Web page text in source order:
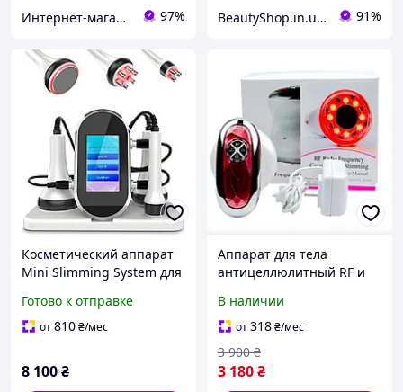
Интернет-магазин "Maрк-Tех" 97% BeautyShop.in.ua - Интернет-магазин по продаже материалов красоты, Телеграм @Beautyshopinua 91%
Косметический аппарат
Mini Slimming System для
кожи 40kHz белый 220V
Готово к отправке
от810₴/мес
8 100₴
Аппарат для тела
антицеллюлитный RF и
домашнего пользования
В наличии
от318₴/мес
3 180₴
3 900 ₴